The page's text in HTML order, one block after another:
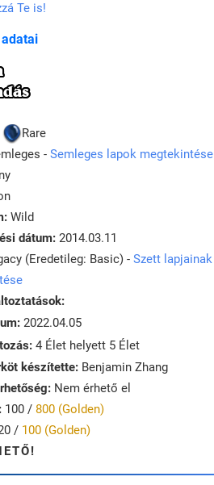
Te is!
Rare
- Semleges lapok megtekintése
Wild
dátum: 2014.03.11
(Eredetileg: Basic) - Szett lapjainak
2022.04.05
4 Élet helyett 5 Élet
készítette: Benjamin Zhang
Nem érhető el
100 / 800 (Golden)
/ 100 (Golden)